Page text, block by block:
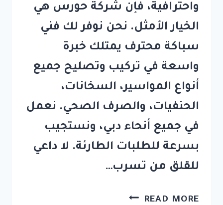
واحترافية، فإن شركة حورس هي
الخيار الأمثل. نحن نوفر لك فني
سباكة محترف يمتلك خبرة
واسعة في تركيب وتصليح جميع
أنواع المواسير، السخانات،
الحنفيات، والصرف الصحي. نعمل
في جميع أنحاء دبي، ونستجيب
بسرعة للطلبات الطارئة. لا داعي
للقلق من تسرب…
READ MORE سباك